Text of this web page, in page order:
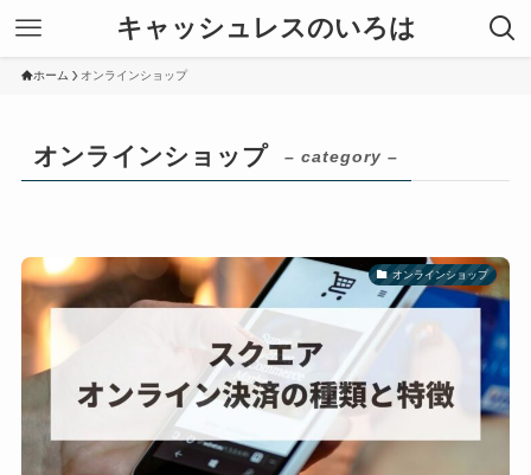
キャッシュレスのいろは
ホーム オンラインショップ
オンラインショップ – category –
オンラインショップ